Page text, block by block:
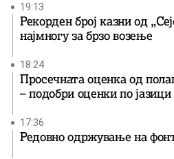
19:13
Рекорден број казни од
најмногу за брзо возење
18:24
Просечната оценка од
– подобри оценки по
17:36
Редовно одржување на